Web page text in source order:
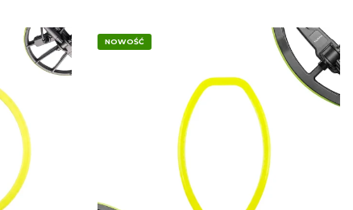
NOWOŚĆ